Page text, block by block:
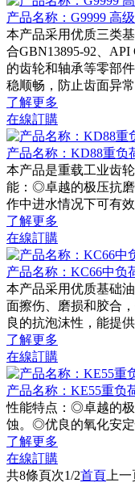
产品名称：G9999 高
本产品采用优质三类
合GBN13895-92、
的齿轮和轴承等零部
稳顺畅，防止齿面异
了解更多
在線訂購
产品名称：KD88重负
本产品是重载工业齿
能：◎卓越的极压抗
作中进水情况下可有
了解更多
在線訂購
产品名称：KC66中负
本产品采用优质基础
面擦伤、磨损和胶合
良的抗泡沫性，能提
了解更多
在線訂購
产品名称：KE55重负
性能特点：◎卓越的
蚀。◎优良的氧化安
了解更多
在線訂購
共8條頁次1/2首頁 上